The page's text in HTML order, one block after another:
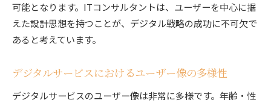
可能となります。ITコンサルタントは、ユーザーを中心に据
えた設計思想を持つことが、デジタル戦略の成功に不可欠で
あると考えています。
デジタルサービスにおけるユーザー像の多様性
デジタルサービスのユーザー像は非常に多様です。年齢・性